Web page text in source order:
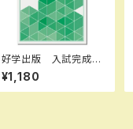
好学出版 入試完成シ
リーズ 国語 記述問
題の解き方 2026年
度版 新品完全セッ
¥1,180